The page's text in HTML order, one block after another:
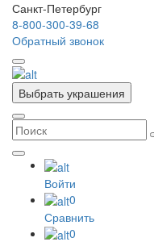
Санкт-Петербург
8-800-300-39-68
Обратный звонок
Выбрать украшения
Войти
0
Сравнить
0